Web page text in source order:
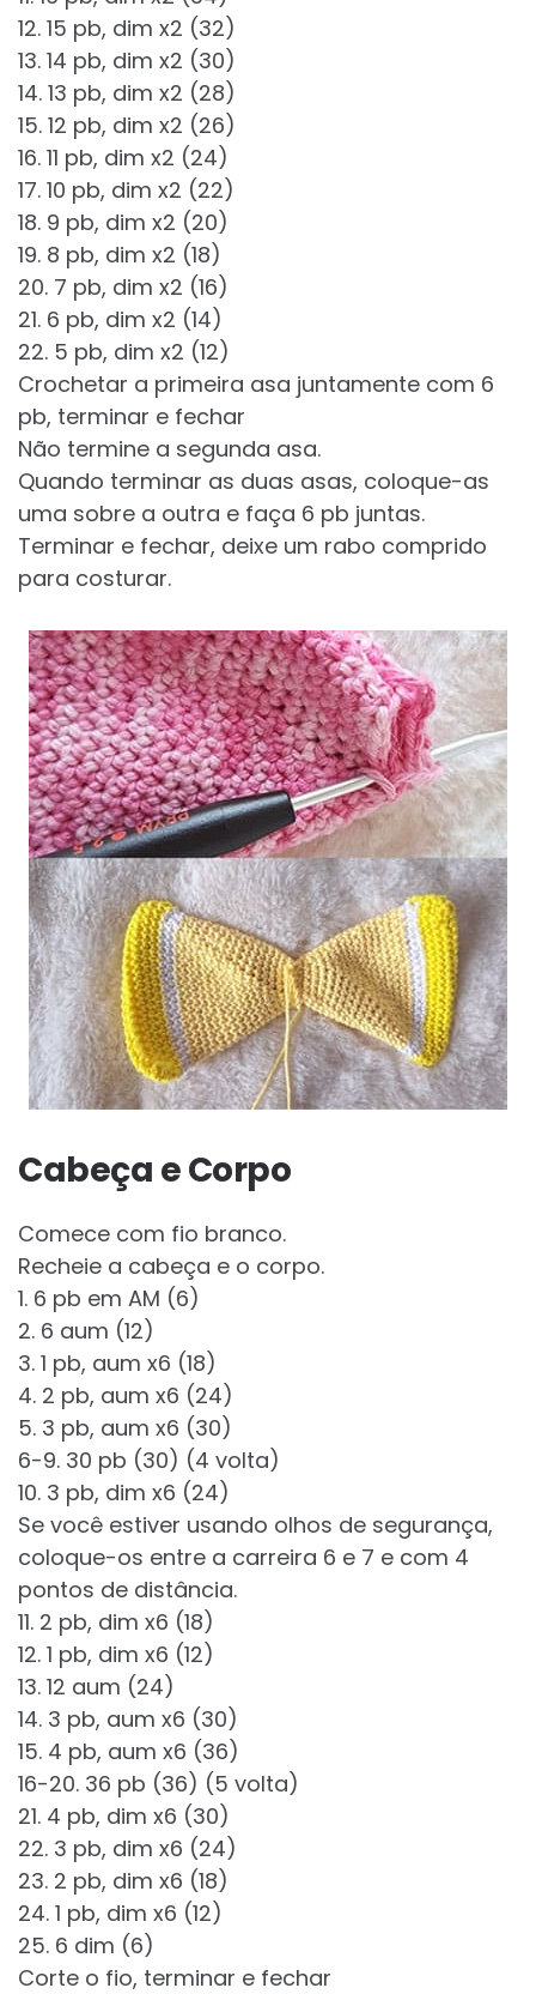
12. 15 pb, dim x2 (32)
13. 14 pb, dim x2 (30)
14. 13 pb, dim x2 (28)
15. 12 pb, dim x2 (26)
16. 11 pb, dim x2 (24)
17. 10 pb, dim x2 (22)
18. 9 pb, dim x2 (20)
19. 8 pb, dim x2 (18)
20. 7 pb, dim x2 (16)
21. 6 pb, dim x2 (14)
22. 5 pb, dim x2 (12)
Crochetar a primeira asa juntamente com 6
pb, terminar e fechar
Não termine a segunda asa.
Quando terminar as duas asas, coloque-as
uma sobre a outra e faça 6 pb juntas.
Terminar e fechar, deixe um rabo comprido
para costurar.
Cabeça e Corpo
Comece com fio branco.
Recheie a cabeça e o corpo.
1. 6 pb em AM (6)
2. 6 aum (12)
3. 1 pb, aum x6 (18)
4. 2 pb, aum x6 (24)
5. 3 pb, aum x6 (30)
6-9. 30 pb (30) (4 volta)
10. 3 pb, dim x6 (24)
Se você estiver usando olhos de segurança,
coloque-os entre a carreira 6 e 7 e com 4
pontos de distância.
11. 2 pb, dim x6 (18)
12. 1 pb, dim x6 (12)
13. 12 aum (24)
14. 3 pb, aum x6 (30)
15. 4 pb, aum x6 (36)
16-20. 36 pb (36) (5 volta)
21. 4 pb, dim x6 (30)
22. 3 pb, dim x6 (24)
23. 2 pb, dim x6 (18)
24. 1 pb, dim x6 (12)
25. 6 dim (6)
Corte o fio, terminar e fechar